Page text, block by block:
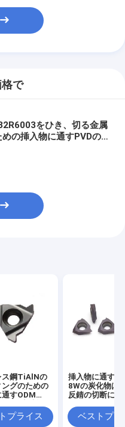
で
をひき、切る金属
めの挿入物に通すPVDの
ス鋼TiAlNの
ングのための
すODM
プライス
挿入物に通す
8Wの炭化物は
反錆の切断に革
ベストプラ